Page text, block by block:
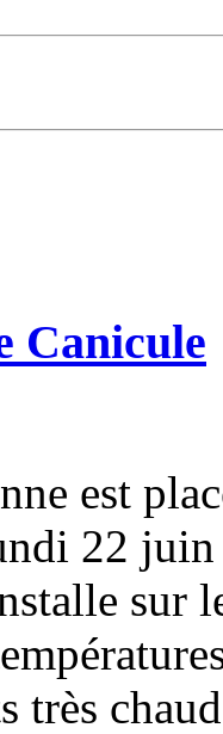
Canicule
est
22
sur
très